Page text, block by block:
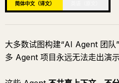
简体中文（译文）
大多数试图构建“AI Agent 团队
多 Agent 项目永远无法走出演示